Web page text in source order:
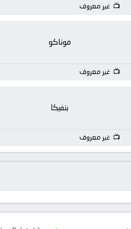
غير معروف
موناكو
غير معروف
بنفيكا
غير معروف